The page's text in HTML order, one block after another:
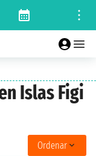
Islas Figi
Ordenar